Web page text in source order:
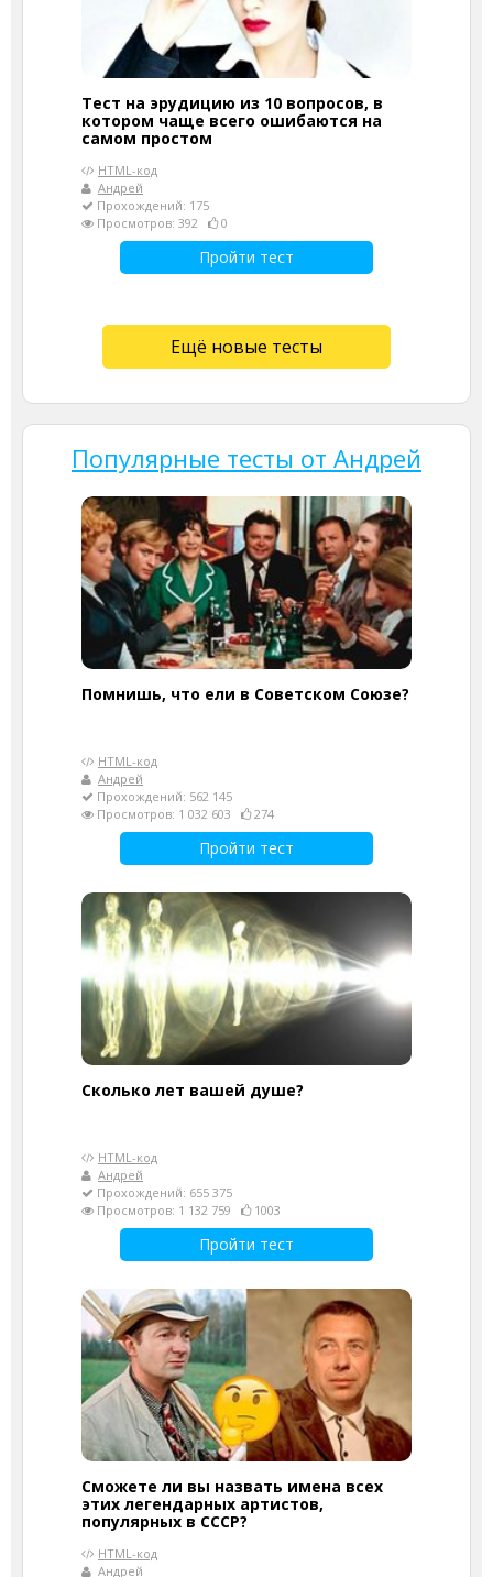
Тест на эрудицию из 10 вопросов, в
котором чаще всего ошибаются на
самом простом
HTML-код
Андрей
Прохождений: 175
Просмотров: 392
0
Пройти тест
Ещё новые тесты
Популярные тесты от Андрей
Помнишь, что ели в Советском Союзе?
HTML-код
Андрей
Прохождений: 562 145
Просмотров: 1 032 603
274
Пройти тест
Cколько лет вашей душе?
HTML-код
Андрей
Прохождений: 655 375
Просмотров: 1 132 759
1003
Пройти тест
Сможете ли вы назвать имена всех
этих легендарных артистов,
популярных в СССР?
HTML-код
Андрей